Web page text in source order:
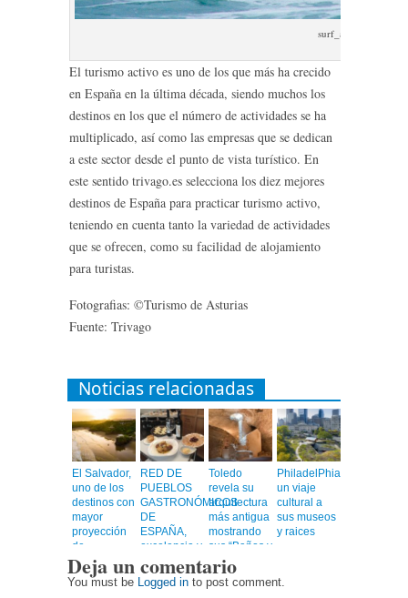
surf_asturias
El turismo activo es uno de los que más ha crecido
en España en la última década, siendo muchos los
destinos en los que el número de actividades se ha
multiplicado, así como las empresas que se dedican
a este sector desde el punto de vista turístico. En
este sentido trivago.es selecciona los diez mejores
destinos de España para practicar turismo activo,
teniendo en cuenta tanto la variedad de actividades
que se ofrecen, como su facilidad de alojamiento
para turistas.
Fotografias: ©Turismo de Asturias
Fuente: Trivago
Noticias relacionadas
El Salvador,
uno de los
destinos con
mayor
proyección
de
Centroamérica
RED DE
PUEBLOS
GASTRONÓMICOS
DE
ESPAÑA,
excelencia y
un viaje
emocionante
Toledo
revela su
arquitectura
más antigua
mostrando
sus “Baños y
Mezquitas”
PhiladelPhia,
un viaje
cultural a
sus museos
y raices
Deja un comentario
You must be Logged in to post comment.